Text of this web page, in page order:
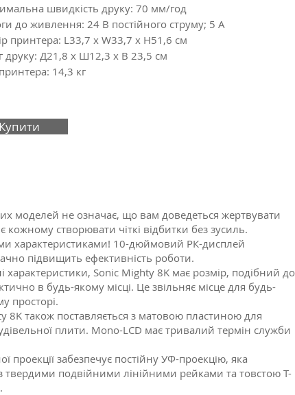
швидкість друку: 70 мм/год
до живлення: 24 В постійного струму; 5 А
принтера: L33,7 x W33,7 x H51,6 см
друку: Д21,8 x Ш12,3 x В 23,5 см
14,3 кг
Купити
моделей не означає, що вам доведеться жертвувати
створювати чіткі відбитки без зусиль.
характеристиками! 10-дюймовий РК-дисплей
підвищить ефективність роботи.
Sonic Mighty 8K має розмір, подібний до
в будь-якому місці. Це звільняє місце для будь-
просторі.
8K також поставляється з матовою пластиною для
плити. Mono-LCD має тривалий термін служби
проекції забезпечує постійну УФ-проекцію, яка
твердими подвійними лінійними рейками та товстою Т-